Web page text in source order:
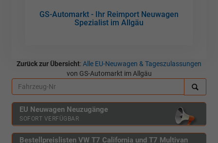
GS-Automarkt - Ihr Reimport Neuwagen
Spezialist im Allgäu
Zurück zur Übersicht:Alle EU-Neuwagen & Tageszulassungen
von GS-Automarkt im Allgäu
EU Neuwagen Neuzugänge
SOFORT VERFÜGBAR
Bestellpreislisten VW T7 California und T7 Multivan